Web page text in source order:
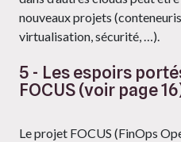
nouveaux projets
virtualisation, sécurité, …).
5 - Les espoirs
FOCUS (voir page
Le projet FOCUS (FinOps